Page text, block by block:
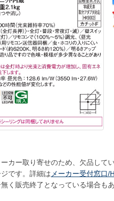
カー取り寄せのため、欠品して
です。詳細は メーカー受付窓口/
く販売終了となっている場合も